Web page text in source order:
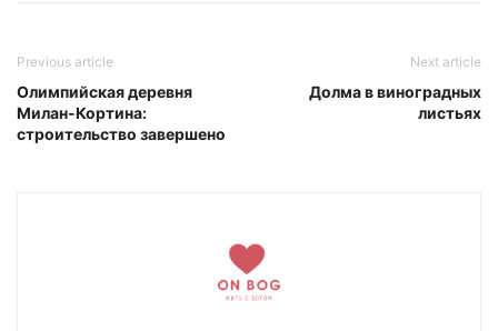
Previous article
Олимпийская деревня
Милан-Кортина:
строительство завершено
Next article
Долма в виноградных
листьях